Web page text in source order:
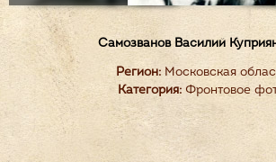
Самозванов Василий
Регион:Московская
Категория: Фронтовое